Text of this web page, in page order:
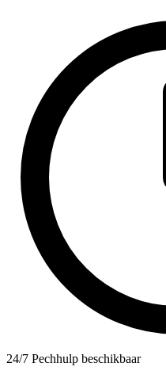
24/7 Pechhulp beschikbaar